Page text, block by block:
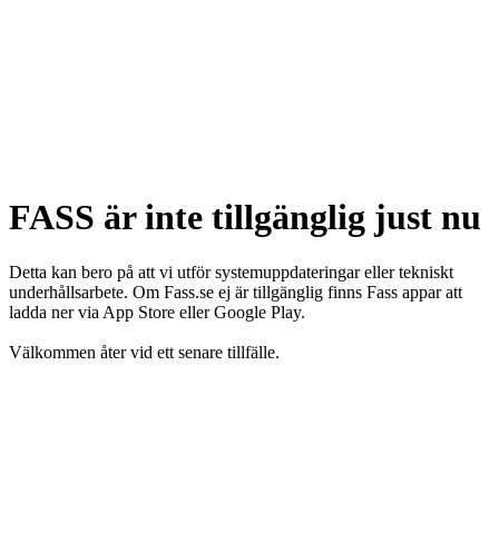
FASS är inte tillgänglig just nu
Detta kan bero på att vi utför systemuppdateringar eller tekniskt
underhållsarbete. Om Fass.se ej är tillgänglig finns Fass appar att
ladda ner via App Store eller Google Play.
Välkommen åter vid ett senare tillfälle.